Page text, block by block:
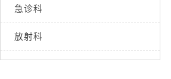
急诊科
放射科